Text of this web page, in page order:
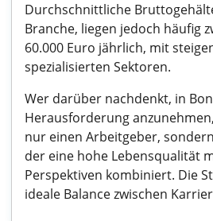
Durchschnittliche
Branche, liegen jedoch häufig
60.000 Euro jährlich, mit
spezialisierten Sektoren.
Wer darüber nachdenkt, in
Herausforderung
nur einen Arbeitgeber,
der eine hohe Lebensqualität
Perspektiven kombiniert. Die
ideale Balance zwischen